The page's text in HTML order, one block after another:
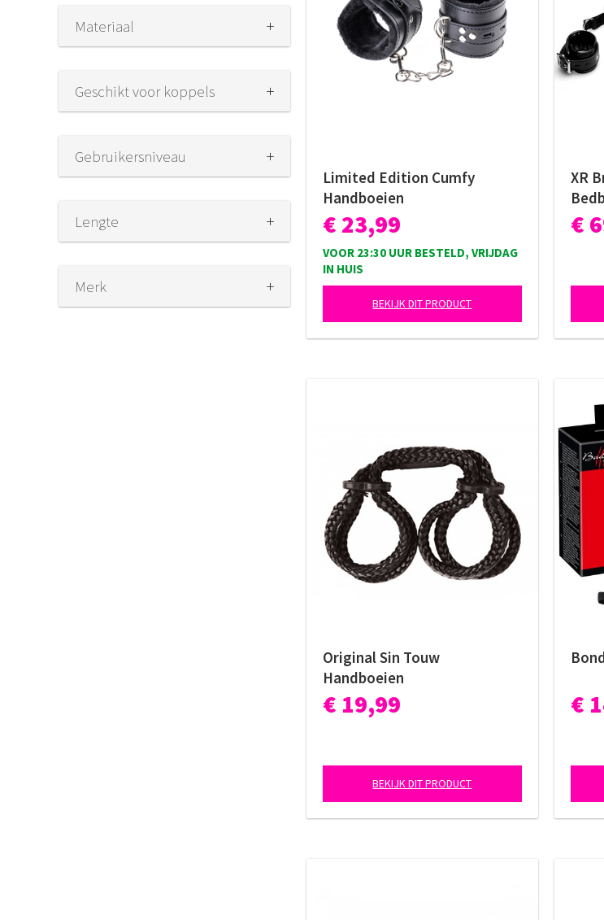
Materiaal +
Geschikt voor koppels +
Gebruikersniveau +
Lengte +
Merk +
Limited Edition Cumfy
Handboeien
€ 23,99
VOOR 23:30 UUR BESTELD, VRIJDAG
IN HUIS
BEKIJK DIT PRODUCT
XR
€
Original Sin Touw
Handboeien
€ 19,99
BEKIJK DIT PRODUCT
€